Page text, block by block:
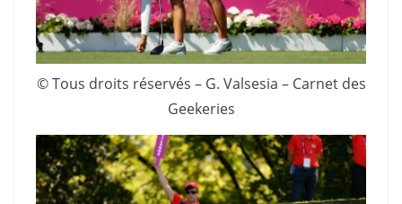
© Tous droits réservés – G. Valsesia – Carnet des
Geekeries